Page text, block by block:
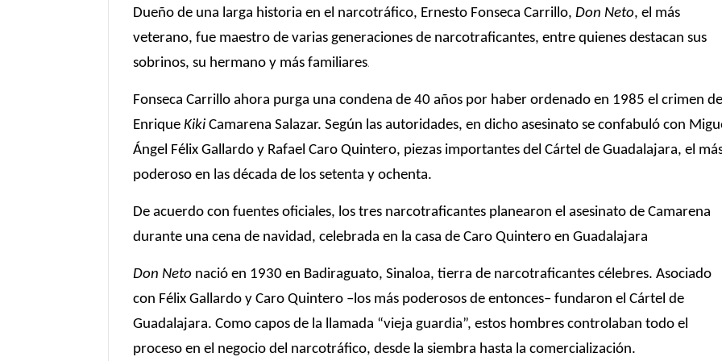
Dueño de una larga historia en el narcotráfico, Ernesto Fonseca Carrillo, Don Neto, el más
veterano, fue maestro de varias generaciones de narcotraficantes, entre quienes destacan sus
sobrinos, su hermano y más familiares.
Fonseca Carrillo ahora purga una condena de 40 años por haber ordenado en 1985 el crimen
Enrique Kiki Camarena Salazar. Según las autoridades, en dicho asesinato se confabuló con
Ángel Félix Gallardo y Rafael Caro Quintero, piezas importantes del Cártel de Guadalajara, el
poderoso en las década de los setenta y ochenta.
De acuerdo con fuentes oficiales, los tres narcotraficantes planearon el asesinato de Camarena
durante una cena de navidad, celebrada en la casa de Caro Quintero en Guadalajara
Don Neto nació en 1930 en Badiraguato, Sinaloa, tierra de narcotraficantes célebres. Asociado
con Félix Gallardo y Caro Quintero –los más poderosos de entonces– fundaron el Cártel de
Guadalajara. Como capos de la llamada “vieja guardia”, estos hombres controlaban todo el
proceso en el negocio del narcotráfico, desde la siembra hasta la comercialización.